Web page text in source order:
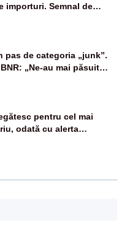
importuri. Semnal de
expert în energie
pas de categoria „junk”.
„Ne-au mai păsuit
pentru cel mai
odată cu alerta